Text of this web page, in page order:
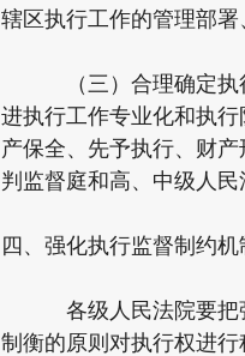
辖区执行工作的管理部
（三）合理确定执行
进执行工作专业化和执
产保全、先予执行、财
判监督庭和高、中级人
四、强化执行监督制约机
各级人民法院要把强
制衡的原则对执行权进